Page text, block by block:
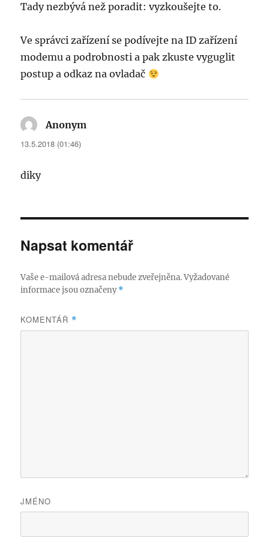
Tady nezbývá než poradit: vyzkoušejte to.
Ve správci zařízení se podívejte na ID zařízení
modemu a podrobnosti a pak zkuste vyguglit
postup a odkaz na ovladač
Anonym
13.5.2018 (01:46)
diky
Napsat komentář
Vaše e-mailová adresa nebude zveřejněna. Vyžadované
informace jsou označeny*
KOMENTÁŘ *
JMÉNO